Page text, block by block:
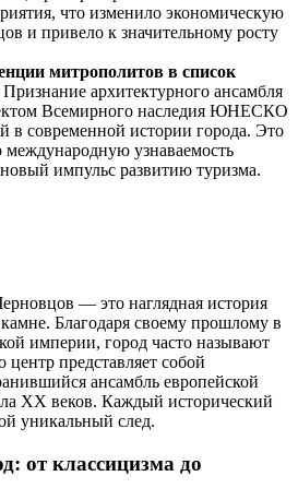
что изменило экономическую
и привело к значительному росту
митрополитов в список
Признание архитектурного ансамбля
Всемирного наследия ЮНЕСКО
в современной истории города. Это
узнаваемость
импульс развитию туризма.
— это наглядная история
камне. Благодаря своему прошлому в
империи, город часто называют
центр представляет собой
ансамбль европейской
XX веков. Каждый исторический
уникальный след.
от классицизма до